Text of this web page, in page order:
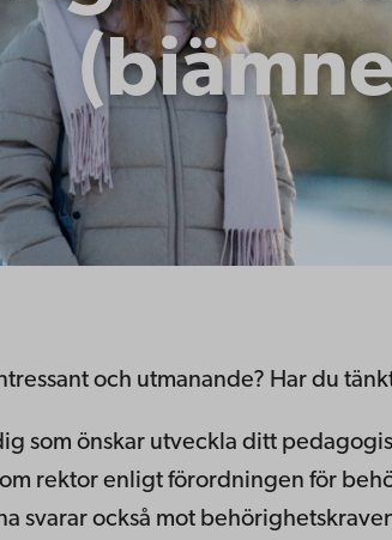
och utmanande? Har du
som önskar utveckla ditt
rektor enligt förordningen för
svarar också mot